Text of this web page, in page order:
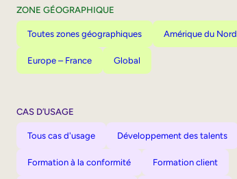
ZONE GÉOGRAPHIQUE
Toutes zones géographiques Amérique du Nord
Europe – France Global
CAS D’USAGE
Tous cas d'usage Développement des talents
Formation à la conformité Formation client